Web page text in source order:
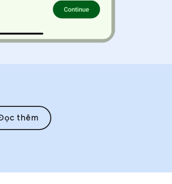
thêm